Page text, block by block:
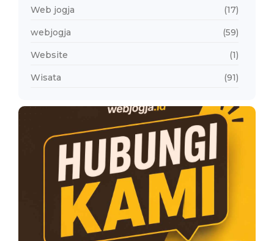
Web jogja (17)
webjogja (59)
Website (1)
Wisata (91)